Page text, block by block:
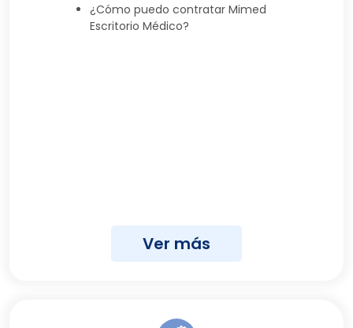
¿Cómo puedo contratar Mimed
Escritorio Médico?
Ver más